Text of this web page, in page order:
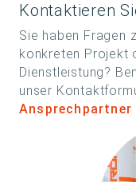
Kontaktieren
Sie haben Fragen
konkreten Projekt
Dienstleistung?
unser
Ansprechpartner